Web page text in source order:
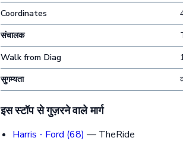
Coordinates
संचालक
Walk from Diag
सुगम्यता
इस स्टॉप से गुज़रने वाले मार्ग
Harris - Ford (68) — TheRide